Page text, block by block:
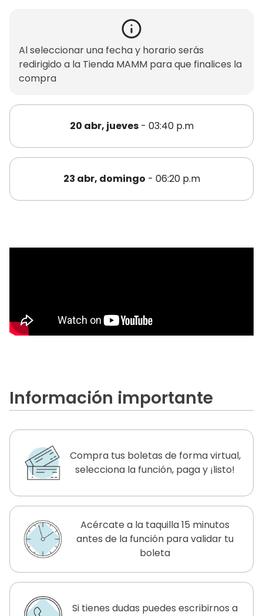
Al seleccionar una fecha y horario serás
redirigido a la Tienda MAMM para que finalices la
compra
20 abr, jueves- 03:40 p.m
23 abr, domingo - 06:20 p.m
Información importante
Compra tus boletas de forma virtual,
selecciona la función, paga y ¡listo!
Acércate a la taquilla 15 minutos
antes de la función para validar tu
boleta
Si tienes dudas puedes escribirnos a